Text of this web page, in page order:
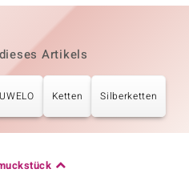
Artikels
Ketten Silberketten